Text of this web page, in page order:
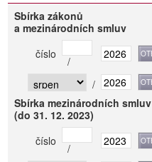
Sbírka zákonů
a mezinárodních smluv
číslo
/
/
Sbírka mezinárodních smluv
(do 31. 12. 2023)
číslo
/